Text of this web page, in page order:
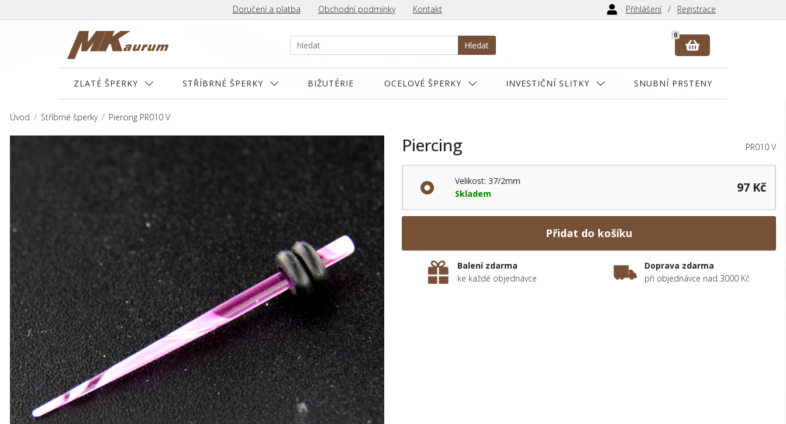
Doručení a platba Obchodní podmínky Kontakt Přihlášení Registrace
Hledat
0
ZLATÉ ŠPERKY STŘÍBRNÉ ŠPERKY BIŽUTÉRIE OCELOVÉ ŠPERKY INVESTIČNÍ SLITKY SNUBNÍ PRSTENY
Úvod Stříbrné šperky Piercing PR010 V
Piercing PR010 V
Velikost: 37/2mm
Skladem
97 Kč
Přidat do košíku
Balení zdarma
ke každé objednávce
Doprava zdarma
při objednávce nad 3000 Kč